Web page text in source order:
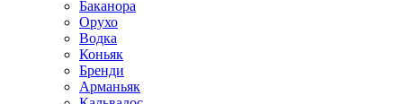
Баканора
Орухо
Водка
Коньяк
Бренди
Арманьяк